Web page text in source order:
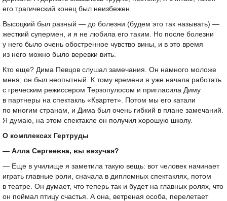
его трагический конец был неизбежен.
Высоцкий был разный — до болезни (будем это так называть) —
жесткий супермен, и я не любила его таким. Но после болезни
у него было очень обостренное чувство вины, и в это время
из него можно было веревки вить.
Кто еще? Дима Певцов слушал замечания. Он намного моложе
меня, он был неопытный. К тому времени я уже начала работать
с греческим режиссером Терзопулосом и пригласила Диму
в партнеры на спектакль «Квартет». Потом мы его катали
по многим странам, и Дима был очень гибкий в плане замечаний.
Я думаю, на этом спектакле он получил хорошую школу.
О комплексах Гертруды
— Алла Сергеевна, вы везучая?
— Еще в училище я заметила такую вещь: вот человек начинает
играть главные роли, сначала в дипломных спектаклях, потом
в театре. Он думает, что теперь так и будет на главных ролях, что
он поймал птицу счастья. А она, ветреная особа, перелетает